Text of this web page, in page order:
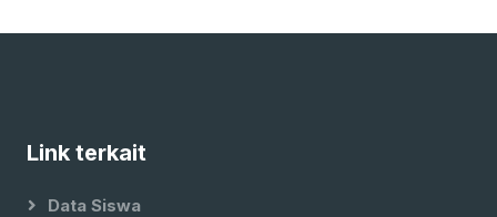
Link terkait
Data Siswa